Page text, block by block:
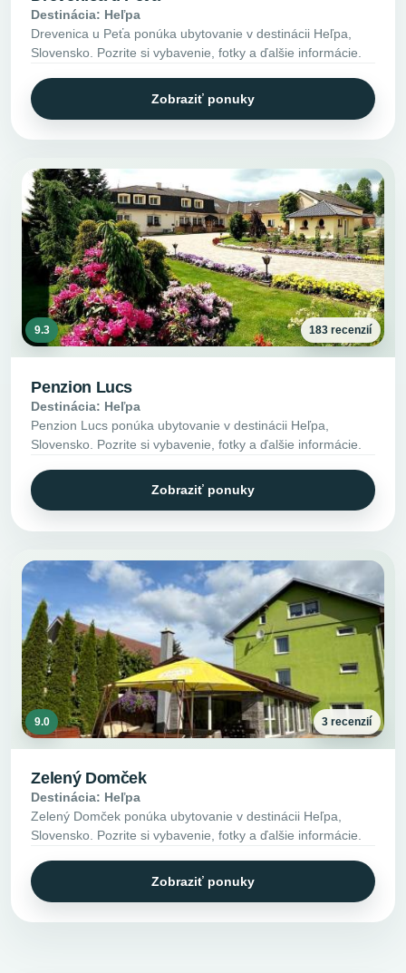
Destinácia: Heľpa
Drevenica u Peťa ponúka ubytovanie v destinácii Heľpa,
Slovensko. Pozrite si vybavenie, fotky a ďalšie informácie.
Zobraziť ponuky
9.3 183 recenzií
Penzion Lucs
Destinácia: Heľpa
Penzion Lucs ponúka ubytovanie v destinácii Heľpa,
Slovensko. Pozrite si vybavenie, fotky a ďalšie informácie.
Zobraziť ponuky
9.0 3 recenzií
Zelený Domček
Destinácia: Heľpa
Zelený Domček ponúka ubytovanie v destinácii Heľpa,
Slovensko. Pozrite si vybavenie, fotky a ďalšie informácie.
Zobraziť ponuky